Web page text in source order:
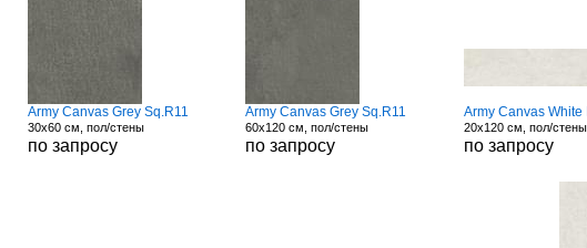
Army Canvas Grey Sq.R11
30x60 см, пол/стены
по запросу
Army Canvas Grey Sq.R11
60x120 см, пол/стены
по запросу
Army Canvas White
20x120 см, пол/стены
по запросу